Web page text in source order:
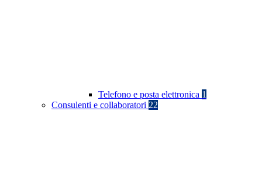
Telefono e posta elettronica 1
Consulenti e collaboratori 22